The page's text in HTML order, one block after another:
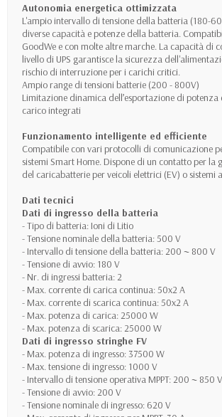
Autonomia energetica ottimizzata
L'ampio intervallo di tensione della batteria (180-
diverse capacità e potenze della batteria.
GoodWe e con molte altre marche. La capacità di
livello di UPS garantisce la sicurezza
rischio di interruzione per i carichi critici.
Ampio range di tensioni batterie (200 - 800V)
Limitazione dinamica dell’esportazione di
carico integrati
Funzionamento intelligente ed efficiente
Compatibile con vari protocolli di comunicazione
sistemi Smart Home. Dispone di un contatto per la
del caricabatterie per veicoli elettrici (EV) o sistemi
Dati tecnici
Dati di ingresso della batteria
- Tipo di batteria: Ioni di Litio
- Tensione nominale della batteria: 500 V
- Intervallo di tensione della batteria: 200 ~ 800 V
- Tensione di avvio: 180 V
- Nr. di ingressi batteria: 2
- Max. corrente di carica continua: 50x2 A
- Max. corrente di scarica continua: 50x2 A
- Max. potenza di carica: 25000 W
- Max. potenza di scarica: 25000 W
Dati di ingresso stringhe FV
- Max. potenza di ingresso: 37500 W
- Max. tensione di ingresso: 1000 V
- Intervallo di tensione operativa MPPT: 200 ~ 850 V
- Tensione di avvio: 200 V
- Tensione nominale di ingresso: 620 V